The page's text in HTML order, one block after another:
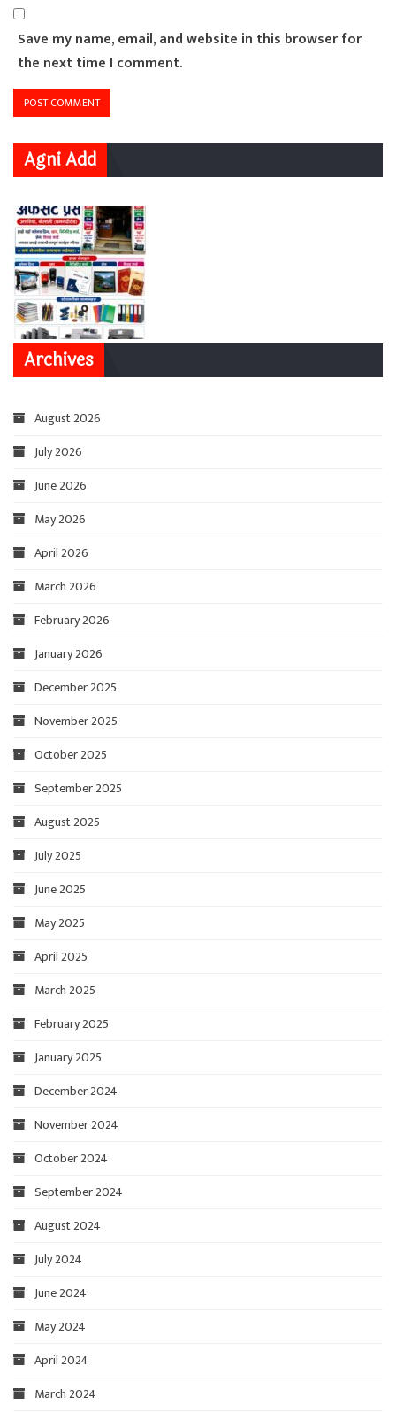
Save my name, email, and website in this browser for
the next time I comment.
Agni Add
Archives
August 2026
July 2026
June 2026
May 2026
April 2026
March 2026
February 2026
January 2026
December 2025
November 2025
October 2025
September 2025
August 2025
July 2025
June 2025
May 2025
April 2025
March 2025
February 2025
January 2025
December 2024
November 2024
October 2024
September 2024
August 2024
July 2024
June 2024
May 2024
April 2024
March 2024